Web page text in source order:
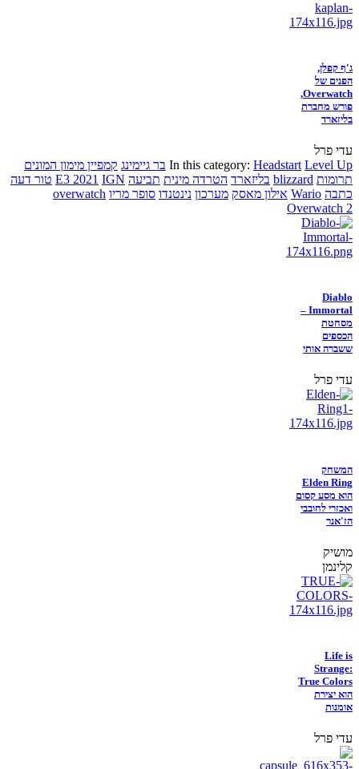
ג'ף קפלן,
הפנים של
Overwatch,
פורש מחברת
בליזארד
עדי פרל
In this category: Headstart Level Up בר גיימינג קמפיין מימון המונים
תרומות blizzard בליזארד הטרדה מינית תביעה E3 2021 IGN
טור דעה
כתבה Wario אילון מאסק מערכון נינטנדו סופר מריו overwatch
Overwatch 2
Diablo
Immortal –
מסחטת
הכספים
ששברה אותי
עדי פרל
המשחק
Elden Ring
הוא מסע קסום
ואכזרי לחובבי
הז'אנר
מושיק
קלינמן
Life is
Strange:
True Colors
הוא יצירת
אומנות
עדי פרל